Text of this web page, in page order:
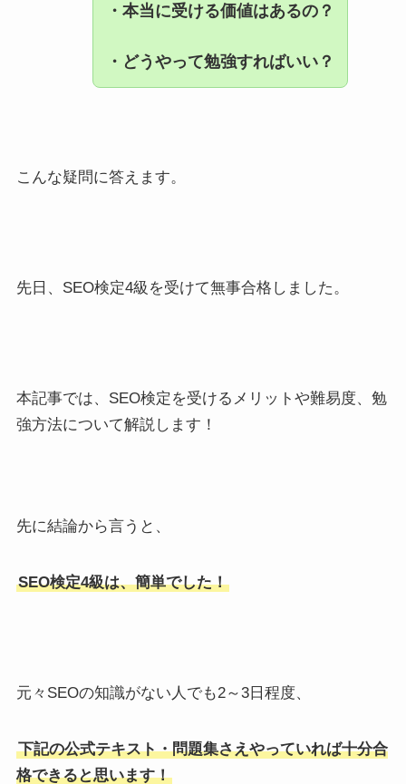
・本当に受ける価値はあるの？
・どうやって勉強すればいい？
こんな疑問に答えます。
先日、SEO検定4級を受けて無事合格しました。
本記事では、SEO検定を受けるメリットや難易度、勉
強方法について解説します！
先に結論から言うと、
SEO検定4級は、簡単でした！
元々SEOの知識がない人でも2～3日程度、
下記の公式テキスト・問題集さえやっていれば十分合
格できると思います！